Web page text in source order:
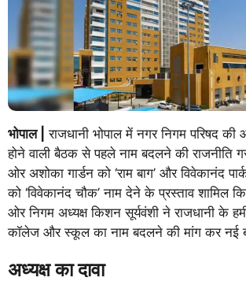
भोपाल |
राजधानी भोपाल में नगर निगम परिषद
होने वाली बैठक से पहले नाम बदलने की राजनीति
ओर अशोका गार्डन को ‘राम बाग’ और विवेकानंद
को ‘विवेकानंद चौक’ नाम देने के प्रस्ताव शामिल
ओर निगम अध्यक्ष किशन सूर्यवंशी ने राजधानी के
कॉलेज और स्कूल का नाम बदलने की मांग कर नई
अध्यक्ष का दावा